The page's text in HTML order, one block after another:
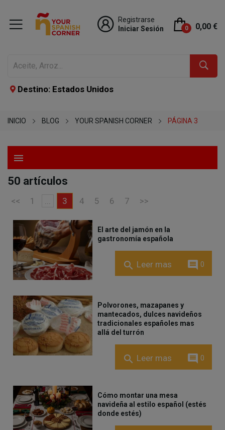
Registrarse
Iniciar Sesión
0 0,00 €
Destino: Estados Unidos
INICIO BLOG YOUR SPANISH CORNER PÁGINA 3
menu
50 artículos
<< 1 ... 3 4 5 6 7 >>
El arte del jamón en la
gastronomía española
search Leer mas comment 0
Polvorones, mazapanes y
mantecados, dulces navideños
tradicionales españoles mas
allá del turrón
search Leer mas comment 0
Cómo montar una mesa
navideña al estilo español (estés
donde estés)